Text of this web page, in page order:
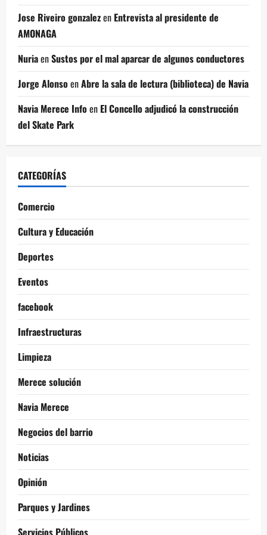
Jose Riveiro gonzalezen Entrevista al presidente de
AMONAGA
NuriaenSustos por el mal aparcar de algunos conductores
Jorge AlonsoenAbre la sala de lectura (biblioteca) de Navia
Navia Merece Infoen El Concello adjudicó la construcción
del Skate Park
CATEGORÍAS
Comercio
Cultura y Educación
Deportes
Eventos
facebook
Infraestructuras
Limpieza
Merece solución
Navia Merece
Negocios del barrio
Noticias
Opinión
Parques y Jardines
Servicios Públicos